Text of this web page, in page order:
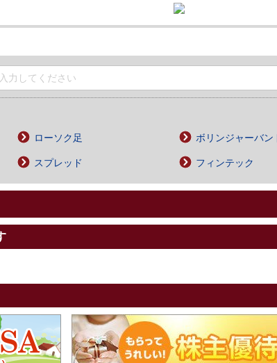
ローソク足 ボリンジャーバン
スプレッド フィンテック